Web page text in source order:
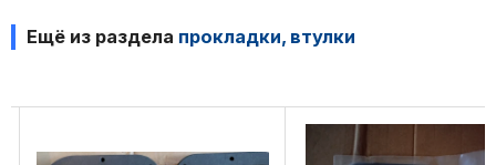
Ещё из раздела прокладки, втулки